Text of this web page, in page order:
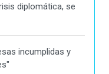
diplomática, se
incumplidas y